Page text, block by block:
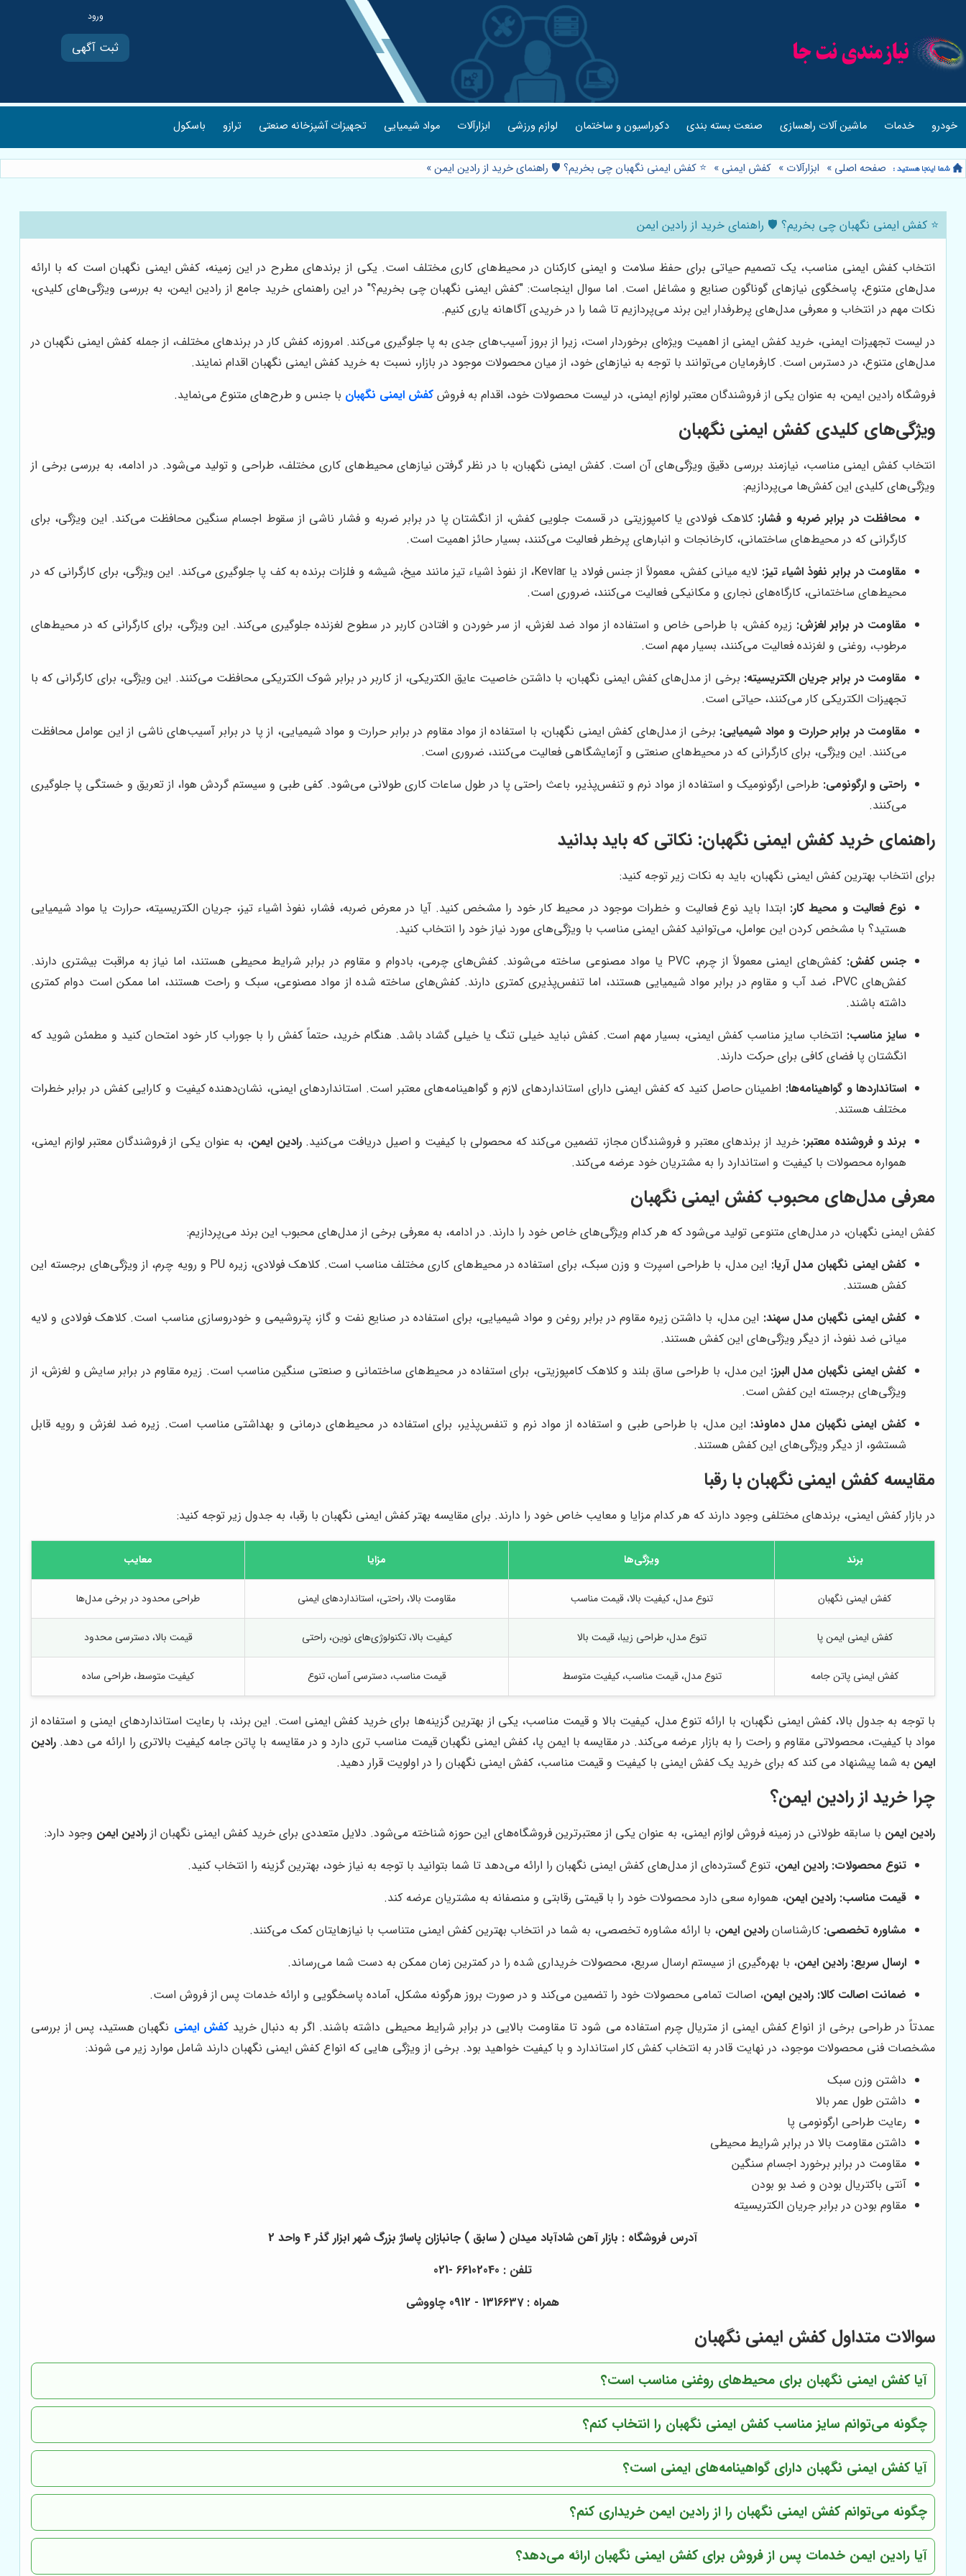
ثبت آگهی
خودرو خدمات ماشین آلات راهسازی صنعت بسته بندی دکوراسیون و ساختمان لوازم ورزشی ابزارآلات مواد شیمیایی تجهیزات آشپزخانه صنعتی ترازو باسکول
صفحه اصلی » ابزارآلات » کفش ایمنی » ⭐️ کفش ایمنی نگهبان چی بخریم؟ 🛡️ راهنمای خرید از رادین ایمن»
⭐️ کفش ایمنی نگهبان چی بخریم؟ 🛡️ راهنمای خرید از رادین ایمن
انتخاب کفش ایمنی مناسب، یک تصمیم حیاتی برای حفظ سلامت و ایمنی کارکنان در محیط‌های کاری مختلف است. یکی از برندهای مطرح در این زمینه، کفش ایمنی نگهبان است که با ارائه
مدل‌های متنوع، پاسخگوی نیازهای گوناگون صنایع و مشاغل است. اما سوال اینجاست: "کفش ایمنی نگهبان چی بخریم؟" در این راهنمای خرید جامع از رادین ایمن، به بررسی ویژگی‌های کلیدی،
نکات مهم در انتخاب و معرفی مدل‌های پرطرفدار این برند می‌پردازیم تا شما را در خریدی آگاهانه یاری کنیم.
در لیست تجهیزات ایمنی، خرید کفش ایمنی از اهمیت ویژه‌ای برخوردار است، زیرا از بروز آسیب‌های جدی به پا جلوگیری می‌کند. امروزه، کفش کار در برندهای مختلف، از جمله کفش ایمنی نگهبان در
مدل‌های متنوع، در دسترس است. کارفرمایان می‌توانند با توجه به نیازهای خود، از میان محصولات موجود در بازار، نسبت به خرید کفش ایمنی نگهبان اقدام نمایند.
فروشگاه رادین ایمن، به عنوان یکی از فروشندگان معتبر لوازم ایمنی، در لیست محصولات خود، اقدام به فروش کفش ایمنی نگهبان با جنس و طرح‌های متنوع می‌نماید.
ویژگی‌های کلیدی کفش ایمنی نگهبان
انتخاب کفش ایمنی مناسب، نیازمند بررسی دقیق ویژگی‌های آن است. کفش ایمنی نگهبان، با در نظر گرفتن نیازهای محیط‌های کاری مختلف، طراحی و تولید می‌شود. در ادامه، به بررسی برخی از
ویژگی‌های کلیدی این کفش‌ها می‌پردازیم:
محافظت در برابر ضربه و فشار: کلاهک فولادی یا کامپوزیتی در قسمت جلویی کفش، از انگشتان پا در برابر ضربه و فشار ناشی از سقوط اجسام سنگین محافظت می‌کند. این ویژگی، برای
کارگرانی که در محیط‌های ساختمانی، کارخانجات و انبارهای پرخطر فعالیت می‌کنند، بسیار حائز اهمیت است.
مقاومت در برابر نفوذ اشیاء تیز:
لایه میانی کفش، معمولاً از جنس فولاد یا Kevlar، از نفوذ اشیاء تیز مانند میخ، شیشه و فلزات برنده به کف پا جلوگیری می‌کند. این ویژگی، برای کارگرانی که در
محیط‌های ساختمانی، کارگاه‌های نجاری و مکانیکی فعالیت می‌کنند، ضروری است.
مقاومت در برابر لغزش: زیره کفش، با طراحی خاص و استفاده از مواد ضد لغزش، از سر خوردن و افتادن کاربر در سطوح لغزنده جلوگیری می‌کند. این ویژگی، برای کارگرانی که در محیط‌های
مرطوب، روغنی و لغزنده فعالیت می‌کنند، بسیار مهم است.
مقاومت در برابر جریان الکتریسیته: برخی از مدل‌های کفش ایمنی نگهبان، با داشتن خاصیت عایق الکتریکی، از کاربر در برابر شوک الکتریکی محافظت می‌کنند. این ویژگی، برای کارگرانی که با
تجهیزات الکتریکی کار می‌کنند، حیاتی است.
مقاومت در برابر حرارت و مواد شیمیایی: برخی از مدل‌های کفش ایمنی نگهبان، با استفاده از مواد مقاوم در برابر حرارت و مواد شیمیایی، از پا در برابر آسیب‌های ناشی از این عوامل محافظت
می‌کنند. این ویژگی، برای کارگرانی که در محیط‌های صنعتی و آزمایشگاهی فعالیت می‌کنند، ضروری است.
راحتی و ارگونومی: طراحی ارگونومیک و استفاده از مواد نرم و تنفس‌پذیر، باعث راحتی پا در طول ساعات کاری طولانی می‌شود. کفی طبی و سیستم گردش هوا، از تعریق و خستگی پا جلوگیری
می‌کنند.
راهنمای خرید کفش ایمنی نگهبان: نکاتی که باید بدانید
برای انتخاب بهترین کفش ایمنی نگهبان، باید به نکات زیر توجه کنید:
نوع فعالیت و محیط کار: ابتدا باید نوع فعالیت و خطرات موجود در محیط کار خود را مشخص کنید. آیا در معرض ضربه، فشار، نفوذ اشیاء تیز، جریان الکتریسیته، حرارت یا مواد شیمیایی
هستید؟ با مشخص کردن این عوامل، می‌توانید کفش ایمنی مناسب با ویژگی‌های مورد نیاز خود را انتخاب کنید.
جنس کفش:
کفش‌های ایمنی معمولاً از چرم، PVC یا مواد مصنوعی ساخته می‌شوند. کفش‌های چرمی، بادوام و مقاوم در برابر شرایط محیطی هستند، اما نیاز به مراقبت بیشتری دارند.
کفش‌های PVC، ضد آب و مقاوم در برابر مواد شیمیایی هستند، اما تنفس‌پذیری کمتری دارند. کفش‌های ساخته شده از مواد مصنوعی، سبک و راحت هستند، اما ممکن است دوام کمتری
داشته باشند.
سایز مناسب: انتخاب سایز مناسب کفش ایمنی، بسیار مهم است. کفش نباید خیلی تنگ یا خیلی گشاد باشد. هنگام خرید، حتماً کفش را با جوراب کار خود امتحان کنید و مطمئن شوید که
انگشتان پا فضای کافی برای حرکت دارند.
استانداردها و گواهینامه‌ها: اطمینان حاصل کنید که کفش ایمنی دارای استانداردهای لازم و گواهینامه‌های معتبر است. استانداردهای ایمنی، نشان‌دهنده کیفیت و کارایی کفش در برابر خطرات
مختلف هستند.
برند و فروشنده معتبر: خرید از برندهای معتبر و فروشندگان مجاز، تضمین می‌کند که محصولی با کیفیت و اصیل دریافت می‌کنید.رادین ایمن، به عنوان یکی از فروشندگان معتبر لوازم ایمنی،
همواره محصولات با کیفیت و استاندارد را به مشتریان خود عرضه می‌کند.
معرفی مدل‌های محبوب کفش ایمنی نگهبان
کفش ایمنی نگهبان، در مدل‌های متنوعی تولید می‌شود که هر کدام ویژگی‌های خاص خود را دارند. در ادامه، به معرفی برخی از مدل‌های محبوب این برند می‌پردازیم:
کفش ایمنی نگهبان مدل آریا:
این مدل، با طراحی اسپرت و وزن سبک، برای استفاده در محیط‌های کاری مختلف مناسب است. کلاهک فولادی، زیره PU و رویه چرم، از ویژگی‌های برجسته این
کفش هستند.
کفش ایمنی نگهبان مدل سهند: این مدل، با داشتن زیره مقاوم در برابر روغن و مواد شیمیایی، برای استفاده در صنایع نفت و گاز، پتروشیمی و خودروسازی مناسب است. کلاهک فولادی و لایه
میانی ضد نفوذ، از دیگر ویژگی‌های این کفش هستند.
کفش ایمنی نگهبان مدل البرز: این مدل، با طراحی ساق بلند و کلاهک کامپوزیتی، برای استفاده در محیط‌های ساختمانی و صنعتی سنگین مناسب است. زیره مقاوم در برابر سایش و لغزش، از
ویژگی‌های برجسته این کفش است.
کفش ایمنی نگهبان مدل دماوند: این مدل، با طراحی طبی و استفاده از مواد نرم و تنفس‌پذیر، برای استفاده در محیط‌های درمانی و بهداشتی مناسب است. زیره ضد لغزش و رویه قابل
شستشو، از دیگر ویژگی‌های این کفش هستند.
مقایسه کفش ایمنی نگهبان با رقبا
در بازار کفش ایمنی، برندهای مختلفی وجود دارند که هر کدام مزایا و معایب خاص خود را دارند. برای مقایسه بهتر کفش ایمنی نگهبان با رقبا، به جدول زیر توجه کنید:
برند ویژگی‌ها مزایا معایب
کفش ایمنی نگهبان تنوع مدل، کیفیت بالا، قیمت مناسب مقاومت بالا، راحتی، استانداردهای ایمنی طراحی محدود در برخی مدل‌ها
کفش ایمنی ایمن پا تنوع مدل، طراحی زیبا، قیمت بالا کیفیت بالا، تکنولوژی‌های نوین، راحتی قیمت بالا، دسترسی محدود
کفش ایمنی پاتن جامه تنوع مدل، قیمت مناسب، کیفیت متوسط قیمت مناسب، دسترسی آسان، تنوع کیفیت متوسط، طراحی ساده
با توجه به جدول بالا، کفش ایمنی نگهبان، با ارائه تنوع مدل، کیفیت بالا و قیمت مناسب، یکی از بهترین گزینه‌ها برای خرید کفش ایمنی است. این برند، با رعایت استانداردهای ایمنی و استفاده از
مواد با کیفیت، محصولاتی مقاوم و راحت را به بازار عرضه می‌کند. در مقایسه با ایمن پا، کفش ایمنی نگهبان قیمت مناسب تری دارد و در مقایسه با پاتن جامه کیفیت بالاتری را ارائه می دهد.رادین
ایمن به شما پیشنهاد می کند که برای خرید یک کفش ایمنی با کیفیت و قیمت مناسب، کفش ایمنی نگهبان را در اولویت قرار دهید.
چرا خرید از رادین ایمن؟
رادین ایمن با سابقه طولانی در زمینه فروش لوازم ایمنی، به عنوان یکی از معتبرترین فروشگاه‌های این حوزه شناخته می‌شود. دلایل متعددی برای خرید کفش ایمنی نگهبان از رادین ایمن وجود دارد:
تنوع محصولات: رادین ایمن، تنوع گسترده‌ای از مدل‌های کفش ایمنی نگهبان را ارائه می‌دهد تا شما بتوانید با توجه به نیاز خود، بهترین گزینه را انتخاب کنید.
قیمت مناسب: رادین ایمن، همواره سعی دارد محصولات خود را با قیمتی رقابتی و منصفانه به مشتریان عرضه کند.
مشاوره تخصصی: کارشناسان رادین ایمن، با ارائه مشاوره تخصصی، به شما در انتخاب بهترین کفش ایمنی متناسب با نیازهایتان کمک می‌کنند.
ارسال سریع: رادین ایمن، با بهره‌گیری از سیستم ارسال سریع، محصولات خریداری شده را در کمترین زمان ممکن به دست شما می‌رساند.
ضمانت اصالت کالا: رادین ایمن، اصالت تمامی محصولات خود را تضمین می‌کند و در صورت بروز هرگونه مشکل، آماده پاسخگویی و ارائه خدمات پس از فروش است.
عمدتاً در طراحی برخی از انواع کفش ایمنی از متریال چرم استفاده می شود تا مقاومت بالایی در برابر شرایط محیطی داشته باشند. اگر به دنبال خریدکفش ایمنی نگهبان هستید، پس از بررسی
مشخصات فنی محصولات موجود، در نهایت قادر به انتخاب کفش کار استاندارد و با کیفیت خواهید بود. برخی از ویژگی هایی که انواع کفش ایمنی نگهبان دارند شامل موارد زیر می شوند:
داشتن وزن سبک
داشتن طول عمر بالا
رعایت طراحی ارگونومی پا
داشتن مقاومت بالا در برابر شرایط محیطی
مقاومت در برابر برخورد اجسام سنگین
آنتی باکتریال بودن و ضد بو بودن
مقاوم بودن در برابر جریان الکتریسیته
آدرس فروشگاه : بازار آهن شادآباد میدان ( سابق ) جانبازان پاساژ بزرگ شهر ابزار گذر 4 واحد 2
تلفن : 66102040 -021
همراه : 1316637 - 0912 چاووشی
سوالات متداول کفش ایمنی نگهبان
آیا کفش ایمنی نگهبان برای محیط‌های روغنی مناسب است؟
چگونه می‌توانم سایز مناسب کفش ایمنی نگهبان را انتخاب کنم؟
آیا کفش ایمنی نگهبان دارای گواهینامه‌های ایمنی است؟
چگونه می‌توانم کفش ایمنی نگهبان را از رادین ایمن خریداری کنم؟
آیا رادین ایمن خدمات پس از فروش برای کفش ایمنی نگهبان ارائه می‌دهد؟